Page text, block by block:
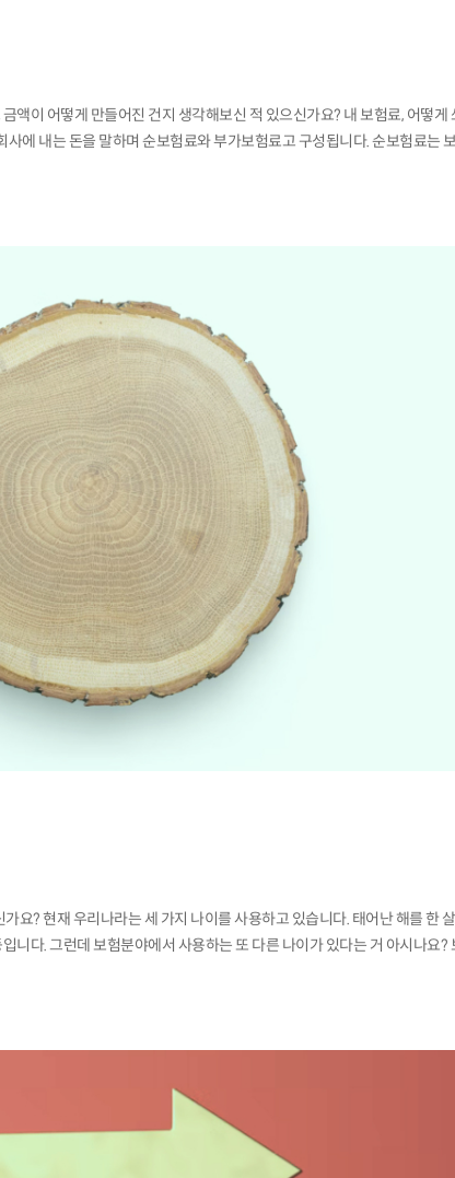
액이 어떻게 만들어진 건지 생각해보신 적 있으신가요? 내 보험료, 어떻게
에 내는 돈을 말하며 순보험료와 부가보험료고 구성됩니다. 순보험료는
요? 현재 우리나라는 세 가지 나이를 사용하고 있습니다. 태어난 해를 한 살
입니다. 그런데 보험분야에서 사용하는 또 다른 나이가 있다는 거 아시나요?